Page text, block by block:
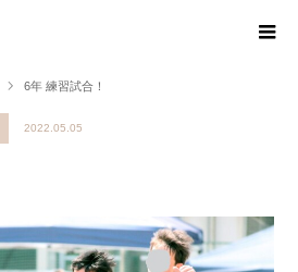
6年 練習試合！
2022.05.05